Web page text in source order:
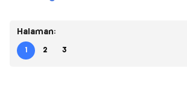
Halaman:
1 2 3